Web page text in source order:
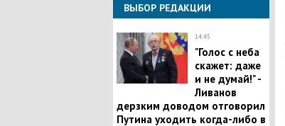
ВЫБОР РЕДАКЦИИ
14:45
"Голос с неба
скажет: даже
и не думай!" -
Ливанов
дерзким доводом отговорил
Путина уходить когда-либо в